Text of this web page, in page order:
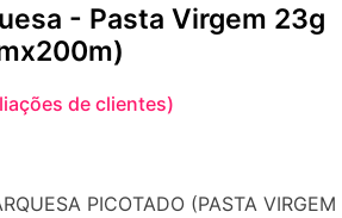
- Pasta Virgem 23g
de clientes)
PICOTADO (PASTA VIRGEM